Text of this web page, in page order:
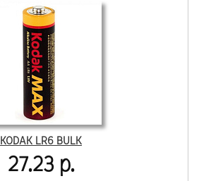
KODAK LR6 BULK
27.23 р.